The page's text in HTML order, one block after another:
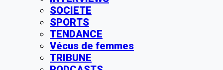
SOCIETE
SPORTS
TENDANCE
Vécus de femmes
TRIBUNE